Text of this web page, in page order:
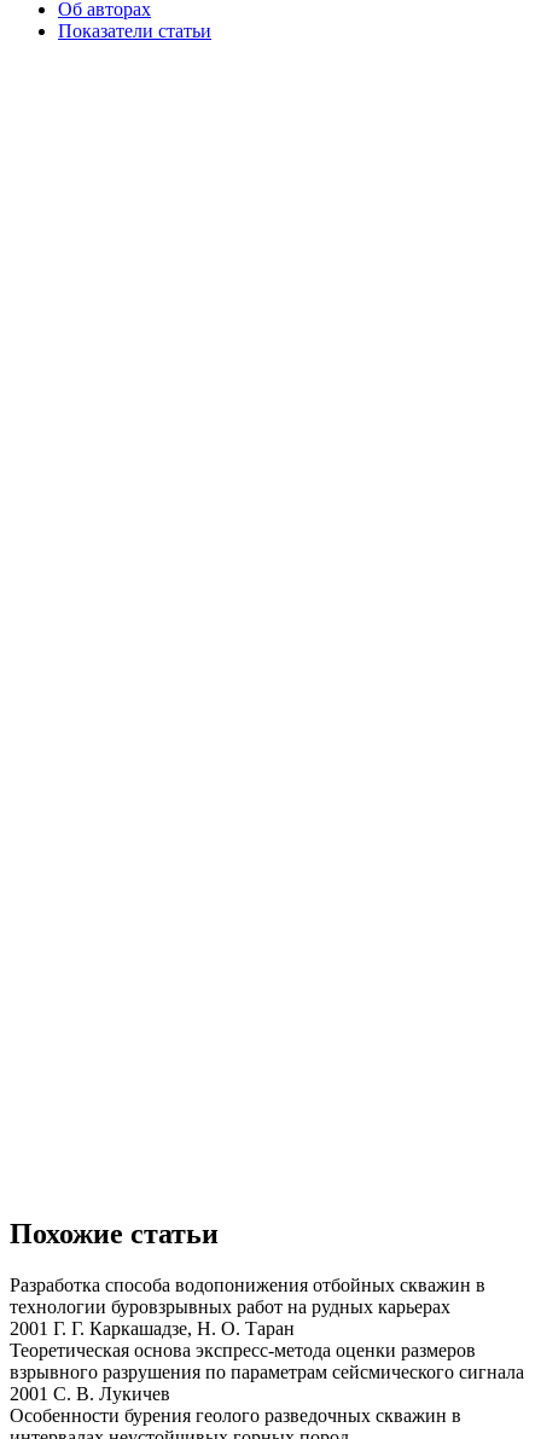
Об авторах
Показатели статьи
Похожие статьи
Разработка способа водопонижения отбойных скважин в
технологии буровзрывных работ на рудных карьерах
2001 Г. Г. Каркашадзе, Н. О. Таран
Теоретическая основа экспресс-метода оценки размеров
взрывного разрушения по параметрам сейсмического сигнала
2001 С. В. Лукичев
Особенности бурения геолого разведочных скважин в